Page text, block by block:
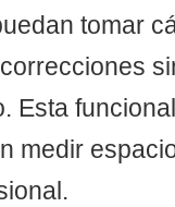
tomar
Esta
medir